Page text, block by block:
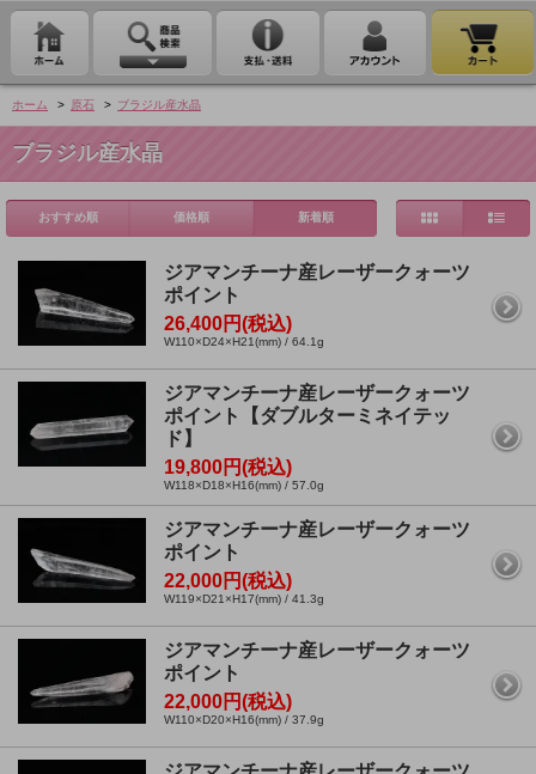
ホーム > 原石 > ブラジル産水晶
ブラジル産水晶
おすすめ順 価格順 新着順
ジアマンチーナ産レーザークォーツ
ポイント
26,400円(税込)
W110×D24×H21(mm) / 64.1g
ジアマンチーナ産レーザークォーツ
ポイント【ダブルターミネイテッ
ド】
19,800円(税込)
W118×D18×H16(mm) / 57.0g
ジアマンチーナ産レーザークォーツ
ポイント
22,000円(税込)
W119×D21×H17(mm) / 41.3g
ジアマンチーナ産レーザークォーツ
ポイント
22,000円(税込)
W110×D20×H16(mm) / 37.9g